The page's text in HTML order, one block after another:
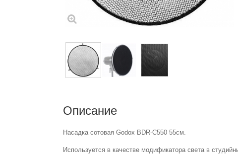
Описание
Насадка сотовая Godox BDR-С550 55см.
Используется в качестве модификатора света в